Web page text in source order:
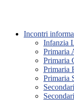
Incontri
Infanzia
Primaria
Primaria
Primaria
Primaria